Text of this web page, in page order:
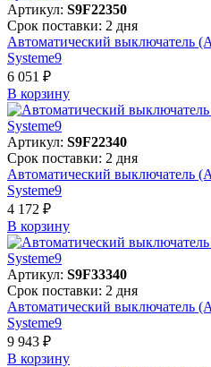
Артикул: S9F22350
Срок поставки: 2 дня
Автоматический выключатель
Systeme9
6 051 ₽
В корзинy
Артикул: S9F22340
Срок поставки: 2 дня
Автоматический выключатель
Systeme9
4 172 ₽
В корзинy
Артикул: S9F33340
Срок поставки: 2 дня
Автоматический выключатель
Systeme9
9 943 ₽
В корзинy